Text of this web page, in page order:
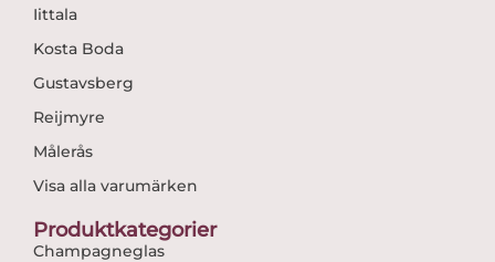
Iittala
Kosta Boda
Gustavsberg
Reijmyre
Målerås
Visa alla varumärken
Produktkategorier
Champagneglas